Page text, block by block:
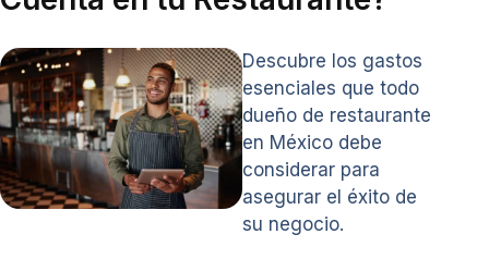
Descubre los gastos
esenciales que todo
dueño de restaurante
en México debe
considerar para
asegurar el éxito de
su negocio.